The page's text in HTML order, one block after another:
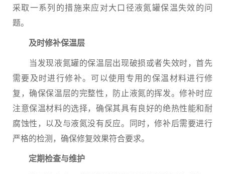
采取一系列的措施来应对大口径液氮罐保温失效的问
题。
及时修补保温层
当发现液氮罐的保温层出现破损或者失效时，首先
需要及时进行修补。可以使用专用的保温材料进行修
复，确保保温层的完整性，防止液氮的挥发。修补时应
注意保温材料的选择，确保其具有良好的绝热性能和耐
腐蚀性，以及与液氮没有反应。同时，修补后需要进行
严格的检测，确保修复效果符合要求。
定期检查与维护